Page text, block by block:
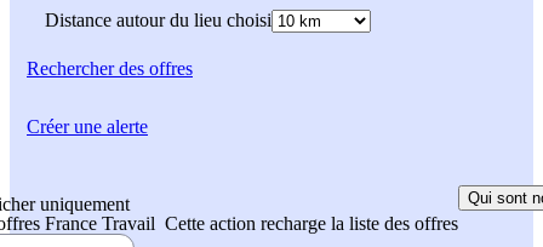
Distance autour du lieu choisi
Rechercherdes offres
uniquement
France Travail Cette action recharge la liste des offres
Qui sont
Créer une alerte